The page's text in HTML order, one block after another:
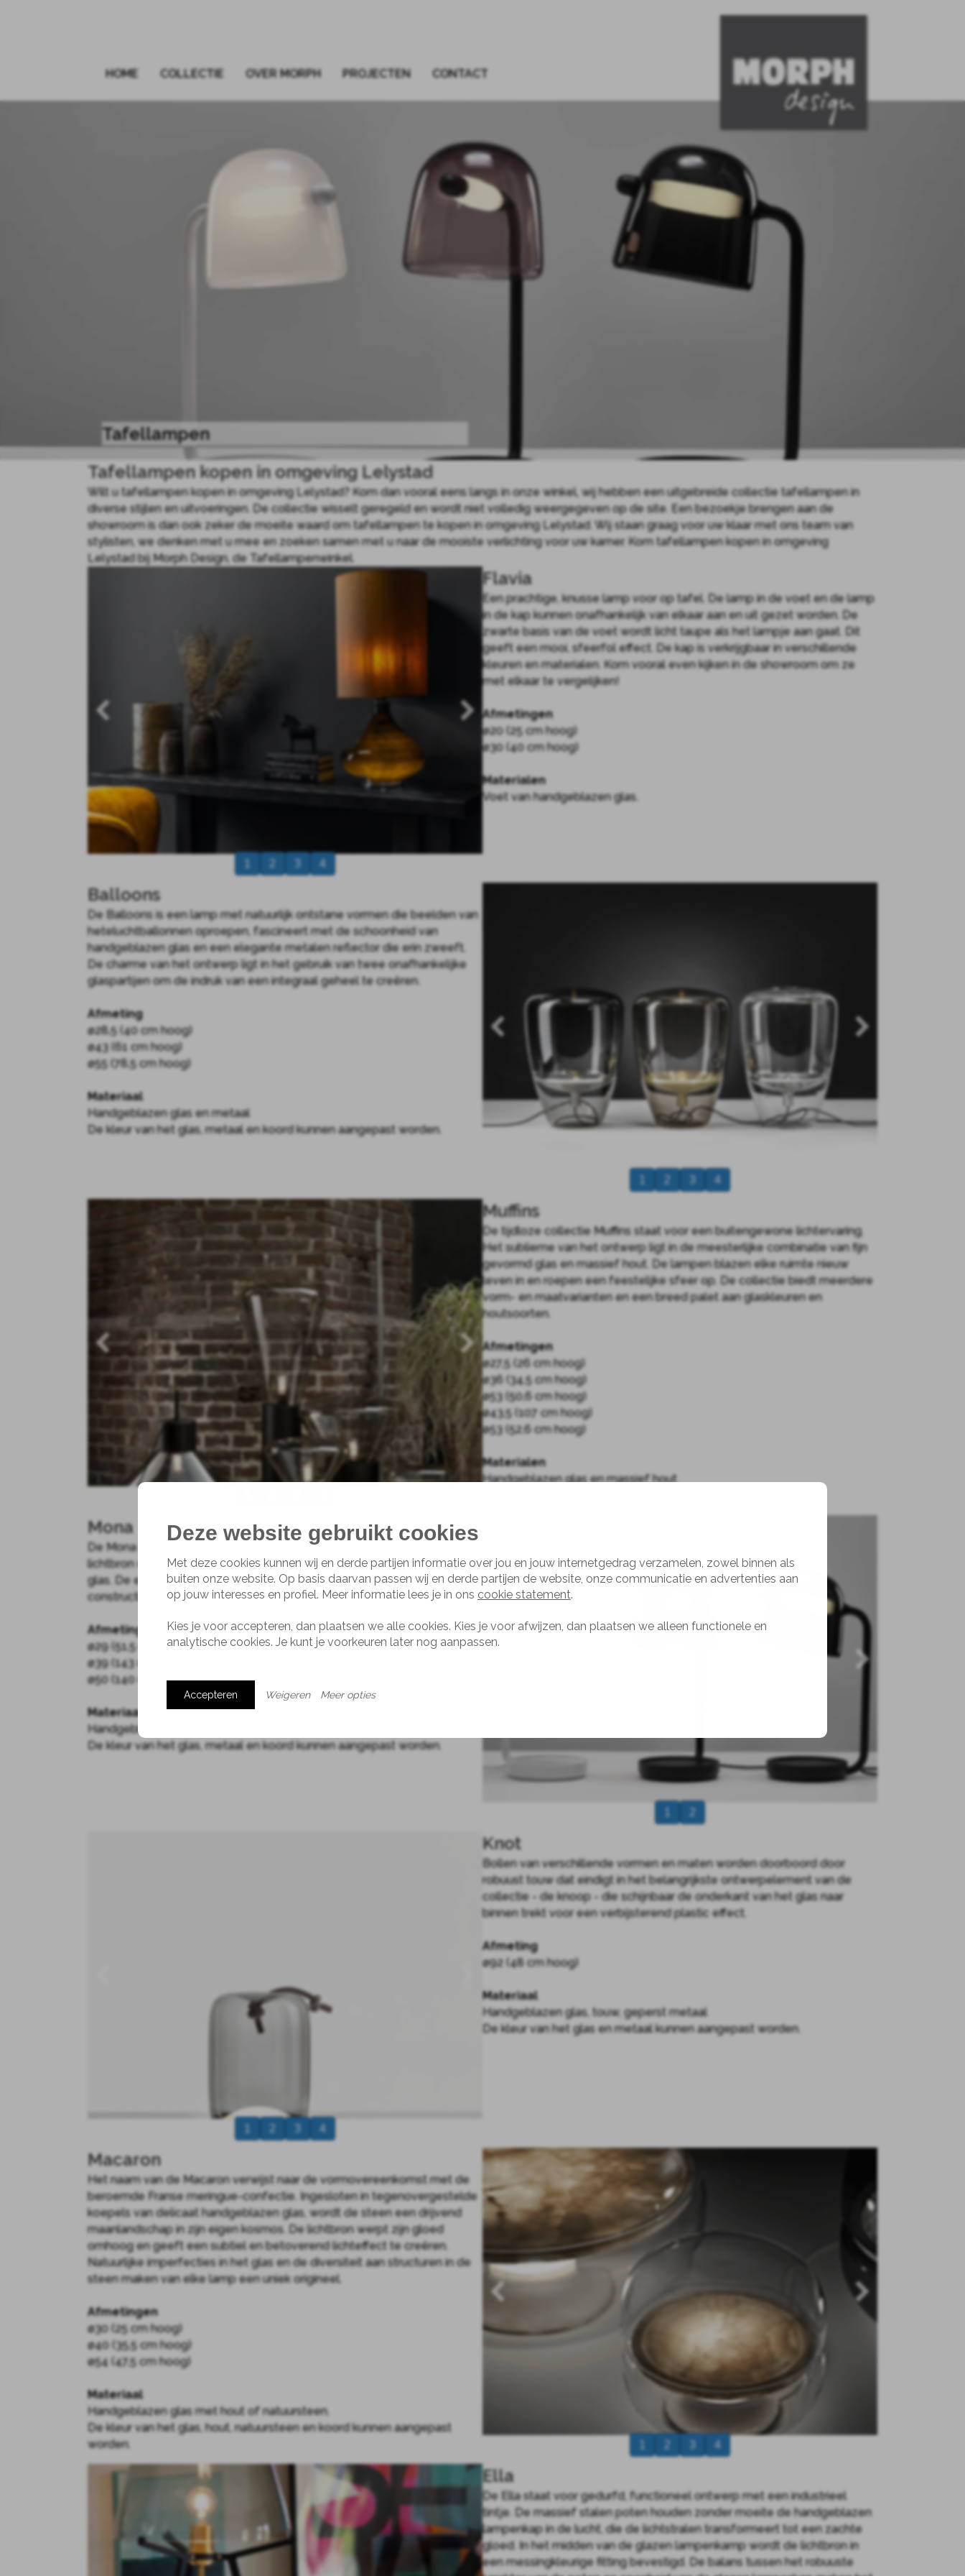
HOME COLLECTIE OVER MORPH PROJECTEN CONTACT
Tafellampen
Tafellampen kopen in omgeving Lelystad
Wilt u tafellampen kopen in omgeving Lelystad? Kom dan vooral eens langs in onze winkel, wij hebben een uitgebreide collectie tafellampen in
diverse stijlen en uitvoeringen. De collectie wisselt geregeld en wordt niet volledig weergegeven op de site. Een bezoekje brengen aan de
showroom is dan ook zeker de moeite waard om tafellampen te kopen in omgeving Lelystad. Wij staan graag voor uw klaar met ons team van
stylisten, we denken met u mee en zoeken samen met u naar de mooiste verlichting voor uw kamer. Kom tafellampen kopen in omgeving
Lelystad bij Morph Design, de Tafellampenwinkel.
4
Flavia
Een prachtige, knusse lamp voor op tafel. De lamp in de voet en de lamp
in de kap kunnen onafhankelijk van elkaar aan en uit gezet worden. De
zwarte basis van de voet wordt licht taupe als het lampje aan gaat. Dit
geeft een mooi, sfeerfol effect. De kap is verkrijgbaar in verschillende
kleuren en materialen. Kom vooral even kijken in de showroom om ze
met elkaar te vergelijken!
Afmetingen
ø20 (25 cm hoog)
ø30 (40 cm hoog)
Materialen
Voet van handgeblazen glas.
Balloons
De Balloons is een lamp met natuurlijk ontstane vormen die beelden van
heteluchtballonnen oproepen, fascineert met de schoonheid van
handgeblazen glas en een elegante metalen reflector die erin zweeft.
De charme van het ontwerp ligt in het gebruik van twee onafhankelijke
glaspartijen om de indruk van een integraal geheel te creëren.
Afmeting
ø28,5 (40 cm hoog)
ø43 (61 cm hoog)
ø55 (78,5 cm hoog)
Materiaal
Handgeblazen glas en metaal
De kleur van het glas, metaal en koord kunnen aangepast worden.
4
Muffins
De tijdloze collectie Muffins staat voor een buitengewone lichtervaring.
Het sublieme van het ontwerp ligt in de meesterlijke combinatie van fijn
gevormd glas en massief hout. De lampen blazen elke ruimte nieuw
leven in en roepen een feestelijke sfeer op. De collectie biedt meerdere
vorm- en maatvarianten en een breed palet aan glaskleuren en
houtsoorten.
Afmetingen
ø27,5 (26 cm hoog)
ø36 (34,5 cm hoog)
ø53 (50,6 cm hoog)
ø43,5 (107 cm hoog)
ø53 (52,6 cm hoog)
Materialen
Handgeblazen glas en massief hout
Mona
De Mona is gebaseerd op het concept van indringende vormen. De
lichtbron doorkruist moedig het ruime volume van glad handgeblazen
glas. De essentie van de collectie ligt echter in de onconventionele
constructie en verfijnde combinatie van materialen.
Afmeting
ø29 (51,5 cm hoog)
ø39 (143 cm hoog)
ø50 (140 cm hoog)
Materiaal
Handgeblazen glas en metaal
De kleur van het glas, metaal en koord kunnen aangepast worden.
4
Knot
Bollen van verschillende vormen en maten worden doorboord door
robuust touw dat eindigt in het belangrijkste ontwerpelement van de
collectie - de knoop - die schijnbaar de onderkant van het glas naar
binnen trekt voor een verbijsterend plastic effect.
Afmeting
ø92 (48 cm hoog)
Materiaal
Handgeblazen glas, touw, geperst metaal
De kleur van het glas en metaal kunnen aangepast worden.
Macaron
Het naam van de Macaron verwijst naar de vormovereenkomst met de
beroemde Franse meringue-confectie. Ingesloten in tegenovergestelde
koepels van delicaat handgeblazen glas, wordt de steen een drijvend
maanlandschap in zijn eigen kosmos. De lichtbron werpt zijn gloed
omhoog en geeft een subtiel en betoverend lichteffect te creëren.
Natuurlijke imperfecties in het glas en de diversiteit aan structuren in de
steen maken van elke lamp een uniek origineel.
Afmetingen
ø30 (25 cm hoog)
ø40 (35,5 cm hoog)
ø54 (47,5 cm hoog)
Materiaal
Handgeblazen glas met hout of natuursteen.
De kleur van het glas, hout, natuursteen en koord kunnen aangepast
worden.
4
Ella
De Ella staat voor gedurfd, functioneel ontwerp met een industrieel
tintje. De massief stalen poten houden zonder moeite de handgeblazen
lampenkap in de lucht, die de lichtstralen transformeert tot een zachte
gloed. In het midden van de glazen lampenkamp wordt de lichtbron in
een messingkleurige fitting bevestigd. De balans tussen het robuuste
Deze website gebruikt cookies
Met deze cookies kunnen wij en derde partijen informatie over jou en jouw internetgedrag verzamelen, zowel binnen als
buiten onze website. Op basis daarvan passen wij en derde partijen de website, onze communicatie en advertenties aan
op jouw interesses en profiel. Meer informatie lees je in ons cookie statement.
Kies je voor accepteren, dan plaatsen we alle cookies. Kies je voor afwijzen, dan plaatsen we alleen functionele en
analytische cookies. Je kunt je voorkeuren later nog aanpassen.
Accepteren Weigeren Meer opties